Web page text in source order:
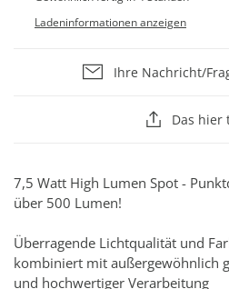
Ladeninformationen anzeigen
Ihre Nachricht/
Das hier
7,5 Watt High Lumen Spot -
über 500 Lumen!
Überragende Lichtqualität und
kombiniert mit außergewöhnlich
und hochwertiger Verarbeitung